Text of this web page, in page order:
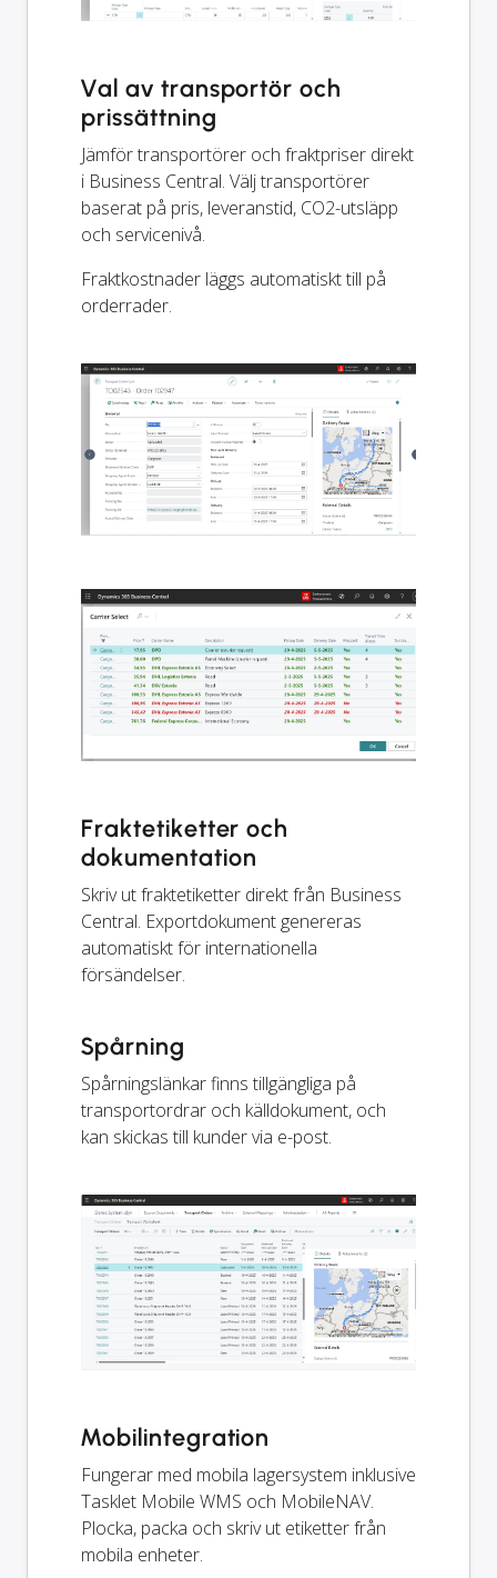
Val av transportör och
prissättning
Jämför transportörer och fraktpriser direkt
i Business Central. Välj transportörer
baserat på pris, leveranstid, CO2-utsläpp
och servicenivå.
Fraktkostnader läggs automatiskt till på
orderrader.
Fraktetiketter och
dokumentation
Skriv ut fraktetiketter direkt från Business
Central. Exportdokument genereras
automatiskt för internationella
försändelser.
Spårning
Spårningslänkar finns tillgängliga på
transportordrar och källdokument, och
kan skickas till kunder via e-post.
Mobilintegration
Fungerar med mobila lagersystem inklusive
Tasklet Mobile WMS och MobileNAV.
Plocka, packa och skriv ut etiketter från
mobila enheter.